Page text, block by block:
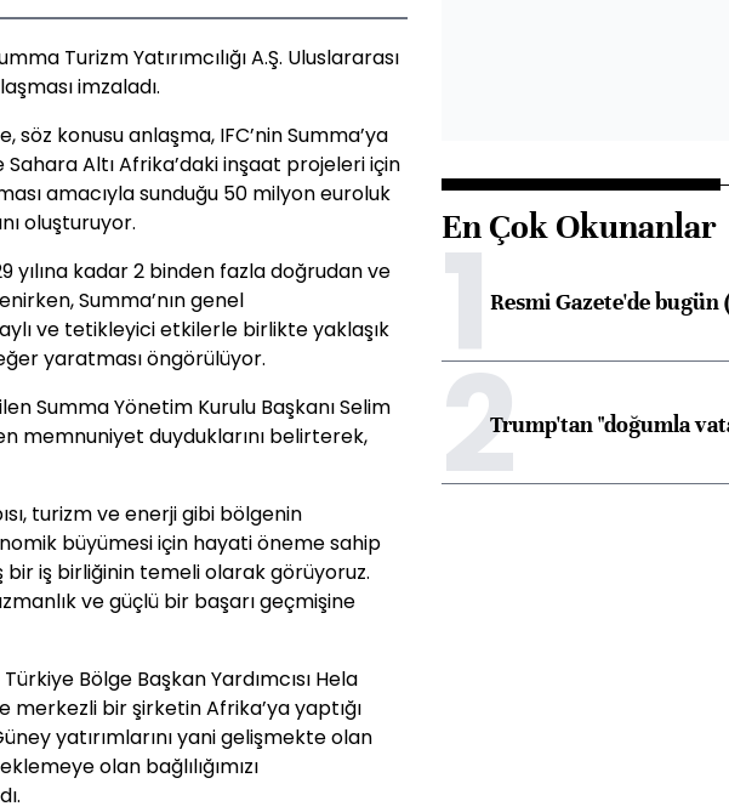
Turizm Yatırımcılığı A.Ş. Uluslararası
imzaladı.
söz konusu anlaşma, IFC’nin Summa’ya
Altı Afrika’daki inşaat projeleri için
amacıyla sunduğu 50 milyon euroluk
oluşturuyor.
yılına kadar 2 binden fazla doğrudan ve
Summa’nın genel
ve tetikleyici etkilerle birlikte yaklaşık
yaratması öngörülüyor.
Summa Yönetim Kurulu Başkanı Selim
memnuniyet duyduklarını belirterek,
turizm ve enerji gibi bölgenin
büyümesi için hayati öneme sahip
iş birliğinin temeli olarak görüyoruz.
ve güçlü bir başarı geçmişine
Bölge Başkan Yardımcısı Hela
merkezli bir şirketin Afrika’ya yaptığı
yatırımlarını yani gelişmekte olan
olan bağlılığımızı
En Çok Okunanlar
1Resmi Gazete'de
2Trump'tan "doğumla